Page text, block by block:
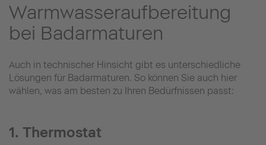
Warmwasseraufbereitung
bei Badarmaturen
Auch in technischer Hinsicht gibt es unterschiedliche
Lösungen für Badarmaturen. So können Sie auch hier
wählen, was am besten zu Ihren Bedürfnissen passt:
1. Thermostat